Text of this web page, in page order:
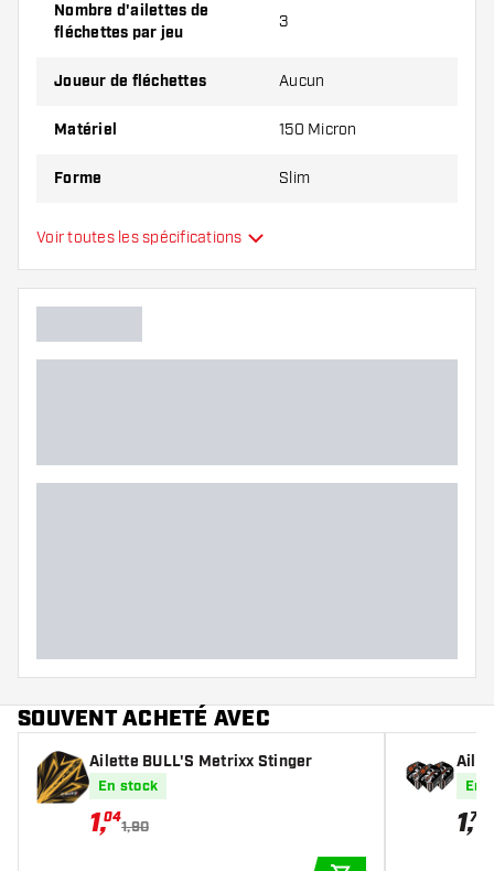
Essayez une forme, un matériau ou une
la variante qui vous convient le mieux !
Nombre d'ailettes de
fléchettes par jeu
3
Joueur de fléchettes Aucun
Matériel 150 Micron
Forme Slim
Type
Flexibilité
Voir toutes les spécifications
SOUVENT ACHETÉ AVEC
Ailette BULL'S Metrixx Stinger
En stock
1,04
1,90
En
1,70